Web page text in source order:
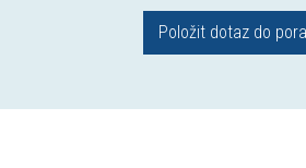
Položit dotaz do